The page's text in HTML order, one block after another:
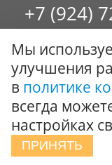
+7 (924)
8 (4234)
Заказать
© ООО "Стиль-
защищены.
Политика
Сообщить об ошибке
Мы
улучшения
в политике
всегда
настройках
ПРИНЯТЬ